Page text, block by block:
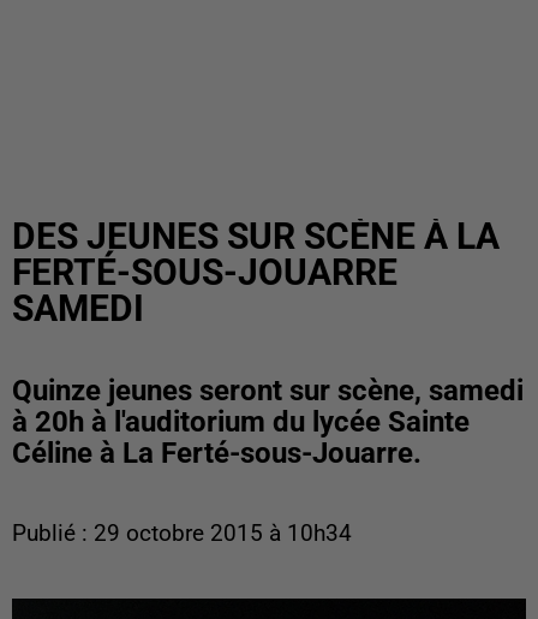
DES JEUNES SUR SCÈNE À LA
FERTÉ-SOUS-JOUARRE
SAMEDI
Quinze jeunes seront sur scène, samedi
à 20h à l'auditorium du lycée Sainte
Céline à La Ferté-sous-Jouarre.
Publié : 29 octobre 2015 à 10h34